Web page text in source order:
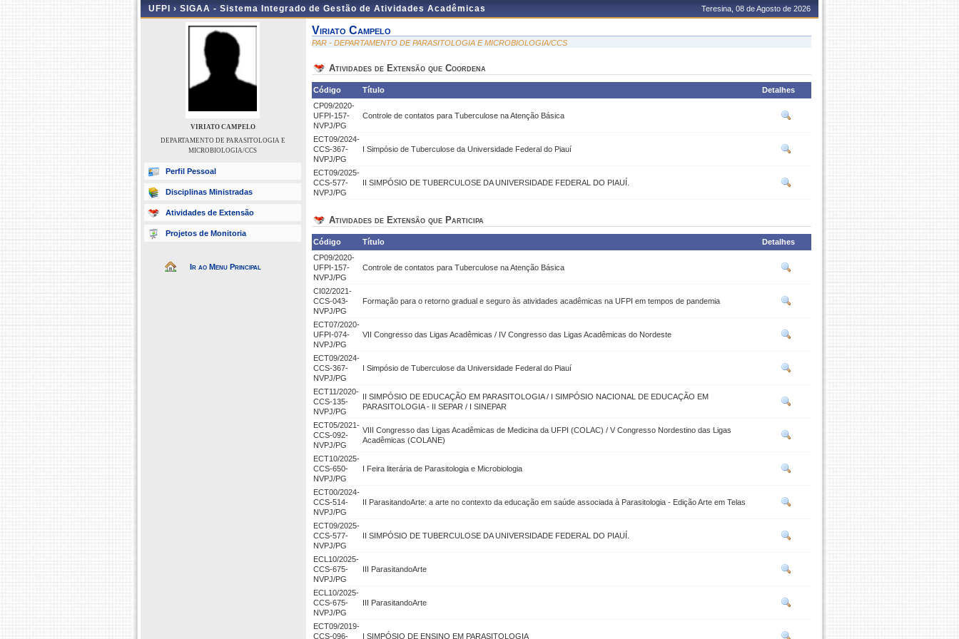
UFPI › SIGAA - Sistema Integrado de Gestão de Atividades Acadêmicas Teresina, 08 de Agosto de 2026
VIRIATO CAMPELO
DEPARTAMENTO DE PARASITOLOGIA E
MICROBIOLOGIA/CCS
Perfil Pessoal
Disciplinas Ministradas
Atividades de Extensão
Projetos de Monitoria
Ir ao Menu Principal
Viriato Campelo
PAR - DEPARTAMENTO DE PARASITOLOGIA E MICROBIOLOGIA/CCS
Atividades de Extensão que Coordena
Código Título
Detalhes
CP09/2020-
UFPI-157-
NVPJ/PG
Controle de contatos para Tuberculose na Atenção Básica
ECT09/2024-
CCS-367-
NVPJ/PG
I Simpósio de Tuberculose da Universidade Federal do Piauí
ECT09/2025-
CCS-577-
NVPJ/PG
II SIMPÓSIO DE TUBERCULOSE DA UNIVERSIDADE FEDERAL DO PIAUÍ.
Atividades de Extensão que Participa
Código Título
Detalhes
CP09/2020-
UFPI-157-
NVPJ/PG
Controle de contatos para Tuberculose na Atenção Básica
CI02/2021-
CCS-043-
NVPJ/PG
Formação para o retorno gradual e seguro às atividades acadêmicas na UFPI em tempos de pandemia
ECT07/2020-
UFPI-074-
NVPJ/PG
VII Congresso das Ligas Acadêmicas / IV Congresso das Ligas Acadêmicas do Nordeste
ECT09/2024-
CCS-367-
NVPJ/PG
I Simpósio de Tuberculose da Universidade Federal do Piauí
ECT11/2020-
CCS-135-
NVPJ/PG
II SIMPÓSIO DE EDUCAÇÃO EM PARASITOLOGIA / I SIMPÓSIO NACIONAL DE EDUCAÇÃO EM
PARASITOLOGIA - II SEPAR / I SINEPAR
ECT05/2021-
CCS-092-
NVPJ/PG
VIII Congresso das Ligas Acadêmicas de Medicina da UFPI (COLAC) / V Congresso Nordestino das Ligas
Acadêmicas (COLANE)
ECT10/2025-
CCS-650-
NVPJ/PG
I Feira literária de Parasitologia e Microbiologia
ECT00/2024-
CCS-514-
NVPJ/PG
II ParasitandoArte: a arte no contexto da educação em saúde associada à Parasitologia - Edição Arte em Telas
ECT09/2025-
CCS-577-
NVPJ/PG
II SIMPÓSIO DE TUBERCULOSE DA UNIVERSIDADE FEDERAL DO PIAUÍ.
ECL10/2025-
CCS-675-
NVPJ/PG
III ParasitandoArte
ECL10/2025-
CCS-675-
NVPJ/PG
III ParasitandoArte
ECT09/2019-
CCS-096-
I SIMPÓSIO DE ENSINO EM PARASITOLOGIA